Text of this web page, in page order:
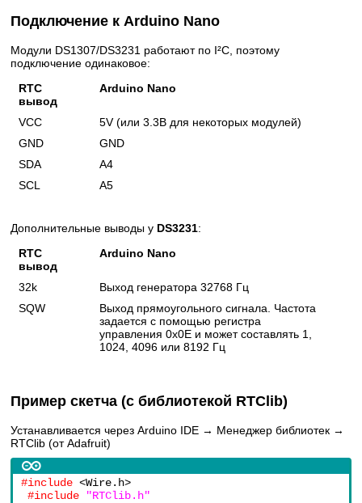
Подключение к Arduino Nano
Модули DS1307/DS3231 работают по I²C, поэтому
подключение одинаковое:
RTC
вывод
Arduino Nano
VCC
5V (или 3.3В для некоторых модулей)
GND
GND
SDA
A4
SCL
A5
Дополнительные выводы у DS3231:
RTC
вывод
Arduino Nano
32k
Выход генератора 32768 Гц
SQW
Выход прямоугольного сигнала. Частота
задается с помощью регистра
управления 0x0E и может составлять 1,
1024, 4096 или 8192 Гц
Пример скетча (с библиотекой RTClib)
Устанавливается через Arduino IDE → Менеджер библиотек →
RTClib (от Adafruit)
#include <Wire.h>
#include "RTClib.h"